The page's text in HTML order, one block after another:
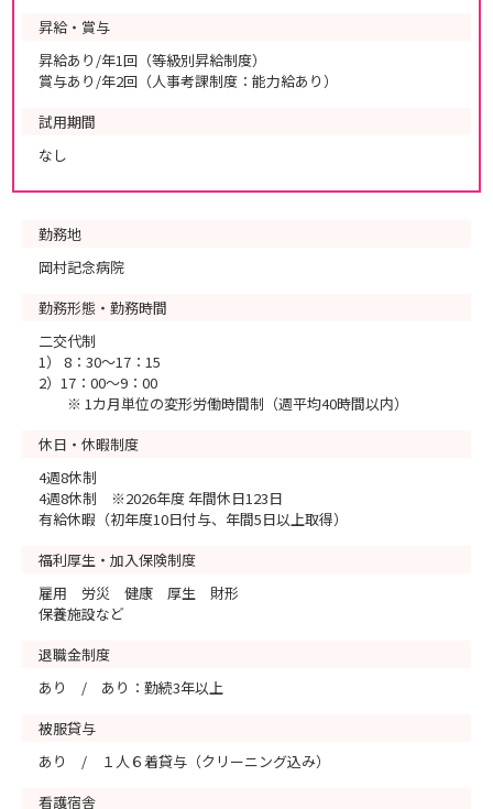
昇給・賞与
昇給あり/年1回（等級別昇給制度）
賞与あり/年2回（人事考課制度：能力給あり）
試用期間
なし
勤務地
岡村記念病院
勤務形態・勤務時間
二交代制
1） 8：30～17：15
2）17：00～9：00
※ 1カ月単位の変形労働時間制（週平均40時間以内）
休日・休暇制度
4週8休制
4週8休制 ※2026年度 年間休日123日
有給休暇（初年度10日付与、年間5日以上取得）
福利厚生・加入保険制度
雇用 労災 健康 厚生 財形
保養施設など
退職金制度
あり / あり：勤続3年以上
被服貸与
あり / １人６着貸与（クリーニング込み）
看護宿舎